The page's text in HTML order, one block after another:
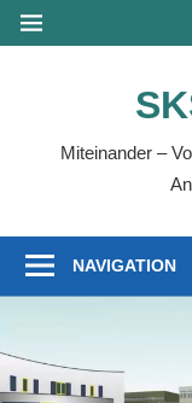
Zum
Inhalt
MENÜ
Miteinander –
NAVIGATION